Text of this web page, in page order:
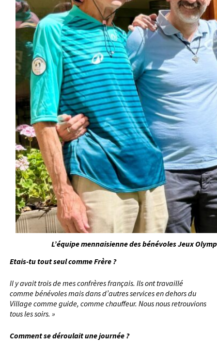
L’équipe mennaisienne des bénévoles Jeux
Etais-tu tout seul comme Frère ?
Il y avait trois de mes confrères français. Ils ont travaillé
comme bénévoles mais dans d’autres services en dehors du
Village comme guide, comme chauffeur. Nous nous retrouvions
tous les soirs. »
Comment se déroulait une journée ?